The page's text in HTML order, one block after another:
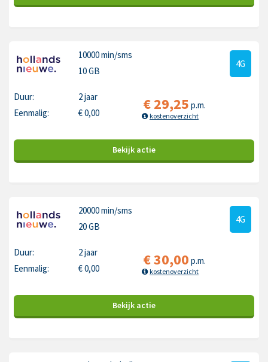
10000 min/sms
10 GB
4G
Duur:
2 jaar
Eenmalig:
€0,00 €29,25 p.m.
kostenoverzicht
Bekijk actie
20000 min/sms
20 GB
4G
Duur:
2 jaar
Eenmalig:
€0,00 €30,00 p.m.
kostenoverzicht
Bekijk actie